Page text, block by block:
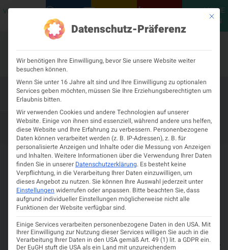
VERANSTALTUNGENPODCASTS NEUROLOGISCH KONTAKT
MEINE
ÖGN
28. Jahrestagung der ÖGSF 2026
15. JANUAR 2026 – 16. JANUAR 2026
FIRMAMENT RANKWEIL IN FELDKIRCH
Details zur Veranstaltung
Evidenz. Innovation. Forschung.
Zeit
und
15.
Januar
–
16.
Firmament
Rankweil
Sie sehen gerade
einenTagungswebsite
Mit
Datenschutz-Präferenz
Wir benötigen Ihre Einwilligung, bevor Sie unsere Website weiter
besuchen können.
Wenn Sie unter 16 Jahre alt sind und Ihre Einwilligung zu optionalen
Services geben möchten, müssen Sie Ihre Erziehungsberechtigten um
Erlaubnis bitten.
Wir verwenden Cookies und andere Technologien auf unserer
Website. Einige von ihnen sind essenziell, während andere uns helfen,
diese Website und Ihre Erfahrung zu verbessern. Personenbezogene
Daten können verarbeitet werden (z. B. IP-Adressen), z. B. für
personalisierte Anzeigen und Inhalte oder die Messung von Anzeigen
und Inhalten.Weitere Informationen über die Verwendung Ihrer Daten
finden Sie in unserer Datenschutzerklärung. Es besteht keine
Verpflichtung, in die Verarbeitung Ihrer Daten einzuwilligen, um
dieses Angebot zu nutzen.Sie können Ihre Auswahl jederzeit unter
Einstellungen widerrufen oder anpassen. Bitte beachten Sie, dass
aufgrund individueller Einstellungen möglicherweise nicht alle
Funktionen der Website verfügbar sind.
Einige Services verarbeiten personenbezogene Daten in den USA. Mit
Ihrer Einwilligung zur Nutzung dieser Services willigen Sie auch in die
Verarbeitung Ihrer Daten in den USA gemäß Art. 49 (1) lit. a GDPR ein.
Der EuGH stuft die USA als ein Land mit unzureichendem